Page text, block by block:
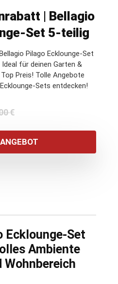
| Bellagio
Set 5-teilig
Pilago Ecklounge-Set
für deinen Garten &
Preis! Tolle Angebote
Sets entdecken!
€Ursprünglicher
war:
5.200,00 €
Aktueller
ist:
3.920,00 €.
Ecklounge-Set
Ambiente